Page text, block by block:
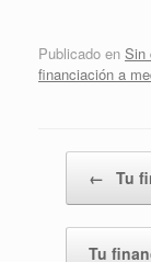
Publicado en Sin
financiación a
← Tu
Tu